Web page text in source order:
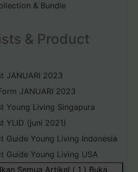
& Bundle
& Product
JANUARI 2023
JANUARI 2023
Young Living Singapura
YLID (juni 2021)
Guide Young Living Indonesia
Guide Young Living USA
Semua Artikel ( 1 ) Buka